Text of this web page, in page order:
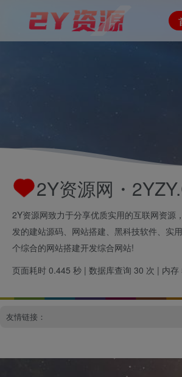
2Y资源网・
2Y资源网致力于分享优质实用的互联网资源
发的建站源码、网站搭建、黑科技软件、实
个综合的网站搭建开发综合网站!
页面耗时 0.445 秒 | 数据库查询 30 次 | 内
友情链接：